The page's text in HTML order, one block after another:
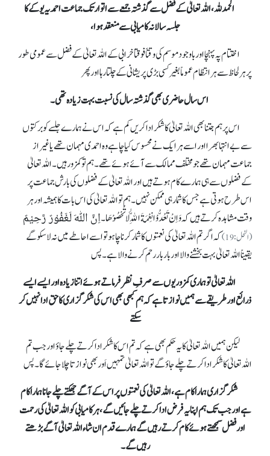
الحمد للہ، اللہ تعالیٰ کے فضل سے گذشتہ جمعےسے اتوار تک جماعت احمدیہ یوکے کا
جلسہ سالانہ کامیابی سے منعقد ہوا،
اختتام پہ پہنچا اور باوجود موسم کی وقتاً فوقتا ًخرابی کے اللہ تعالیٰ کے فضل سے عمومی طور
پر ہر لحاظ سے ہر انتظام عموماً بغیر کسی بڑی پریشانی کے چلتا رہا اور پھر
اس سال حاضری بھی گذشتہ سال کی نسبت بہت زیادہ تھی۔
اس پر ہم جتنا بھی اللہ تعالیٰ کا شکر ادا کریں کم ہے کہ اس نے ہمارے جلسےکو برکتوں
سے بے انتہا بھرا اور اسے ہر ایک نے محسوس کیا چاہے وہ احمدی مہمان تھے یا غیر از
جماعت مہمان تھے جو مختلف ممالک سے آئے ہوئے تھے۔ ہم تو کمزور ہیں۔ اللہ تعالیٰ
کے فضلوں سے ہی ہمارے کام ہوتے ہیں اور اللہ تعالیٰ کے فضلوں کی بارش جماعت پر
اس طرح ہوتی ہے جس کا شمار ہی ممکن نہیں۔ہم تو اللہ تعالیٰ کی اس بات کا ہمیشہ اور ہر
وقت مشاہدہ کرتے ہیں کہ وَاِنْ تَعُدُّوْا نِعْمَةَ اللّٰهِ لَا تُحْصُوْهَا۔اِنَّ اللّٰهَ لَغَفُوْرٌ رَّحِيْمٌ
(النحل:19)
کہ اگر تم اللہ تعالیٰ کی نعمتوں کا شمار کرنا چاہو تو اسے احاطے میں نہ لا سکو گے
یقیناً اللہ تعالیٰ بہت بخشنے والااور بار بار رحم کرنے والا ہے۔ پس
اللہ تعالیٰ تو ہماری کمزوریوں سے صرفِ نظر فرماتے ہوئے اتنا زیادہ اور ایسے ایسے
ذرائع اور طریقے سے ہمیں نوازتا ہے کہ ہم کبھی بھی اس کی شکر گزاری کا حق ادا نہیں کر
سکتے
لیکن ہمیں اللہ تعالیٰ کا یہ حکم بھی ہے کہ تم اس کا شکر ادا کرتے چلے جاؤ اور جب تم
اللہ تعالیٰ کا شکر ادا کرتے چلے جاؤ گے تو اللہ تعالیٰ تمہیں اَور بھی نوازتا چلا جائے گا۔ پس
شکر گزاری ہمارا کام ہے، اللہ تعالیٰ کی نعمتوں پر اس کے آگے جھکتے چلے جانا ہمارا کام
ہے اور جب تک ہم اپنا یہ فرض ادا کرتے چلے جائیں گے، ہر کامیابی کو اللہ تعالیٰ کی رحمت
اور فضل سمجھتے ہوئے کام کرتے رہیں گے ہمارے قدم ان شاء اللہ تعالیٰ آگے بڑھتے
رہیں گے۔